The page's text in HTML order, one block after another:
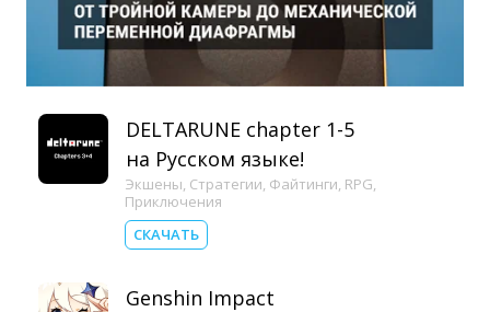
DELTARUNE chapter 1-5
на Русском языке!
Экшены, Стратегии, Файтинги, RPG,
Приключения
СКАЧАТЬ
Genshin Impact